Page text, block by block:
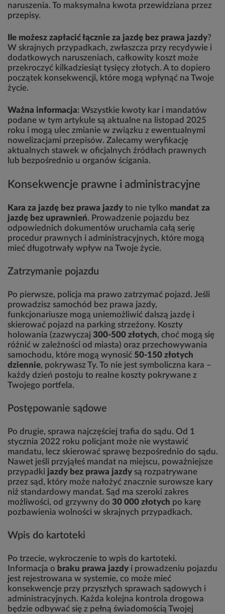
naruszenia. To maksymalna kwota przewidziana przez
przepisy.
Ile możesz zapłacić łącznie za jazdę bez prawa jazdy?
W skrajnych przypadkach, zwłaszcza przy recydywie i
dodatkowych naruszeniach, całkowity koszt może
przekroczyć kilkadziesiąt tysięcy złotych. A to dopiero
początek konsekwencji, które mogą wpłynąć na Twoje
życie.
Ważna informacja: Wszystkie kwoty kar i mandatów
podane w tym artykule są aktualne na listopad 2025
roku i mogą ulec zmianie w związku z ewentualnymi
nowelizacjami przepisów. Zalecamy weryfikację
aktualnych stawek w oficjalnych źródłach prawnych
lub bezpośrednio u organów ścigania.
Konsekwencje prawne i administracyjne
Kara za jazdę bez prawa jazdy to nie tylko mandat za
jazdę bez uprawnień. Prowadzenie pojazdu bez
odpowiednich dokumentów uruchamia całą serię
procedur prawnych i administracyjnych, które mogą
mieć długotrwały wpływ na Twoje życie.
Zatrzymanie pojazdu
Po pierwsze, policja ma prawo zatrzymać pojazd. Jeśli
prowadzisz samochód bez prawa jazdy,
funkcjonariusze mogą uniemożliwić dalszą jazdę i
skierować pojazd na parking strzeżony. Koszty
holowania (zazwyczaj 300-500 złotych, choć mogą się
różnić w zależności od miasta) oraz przechowywania
samochodu, które mogą wynosić 50-150 złotych
dziennie, pokrywasz Ty. To nie jest symboliczna kara –
każdy dzień postoju to realne koszty pokrywane z
Twojego portfela.
Postępowanie sądowe
Po drugie, sprawa najczęściej trafia do sądu. Od 1
stycznia 2022 roku policjant może nie wystawić
mandatu, lecz skierować sprawę bezpośrednio do sądu.
Nawet jeśli przyjąłeś mandat na miejscu, poważniejsze
przypadki jazdy bez prawa jazdy są rozpatrywane
przez sąd, który może nałożyć znacznie surowsze kary
niż standardowy mandat. Sąd ma szeroki zakres
możliwości, od grzywny do 30 000 złotych po karę
pozbawienia wolności w skrajnych przypadkach.
Wpis do kartoteki
Po trzecie, wykroczenie to wpis do kartoteki.
Informacja o braku prawa jazdy i prowadzeniu pojazdu
jest rejestrowana w systemie, co może mieć
konsekwencje przy przyszłych sprawach sądowych i
administracyjnych. Każda kolejna kontrola drogowa
będzie odbywać się z pełną świadomością Twojej